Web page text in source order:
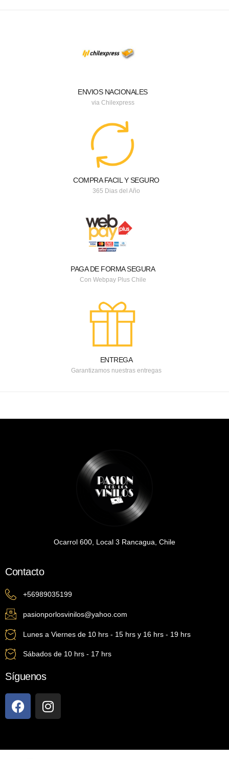
ENVIOS NACIONALES
via Chilexpress
COMPRA FACIL Y SEGURO
365 Dias del Año
PAGA DE FORMA SEGURA
Con Webpay Plus Chile
ENTREGA
Garantizamos nuestras entregas
Ocarrol 600, Local 3 Rancagua, Chile
Contacto
+56989035199
pasionporlosvinilos@yahoo.com
Lunes a Viernes de 10 hrs - 15 hrs y 16 hrs - 19 hrs
Sábados de 10 hrs - 17 hrs
Síguenos